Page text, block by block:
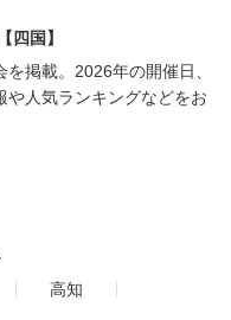
四国】
を掲載。2026年の開催日、
や人気ランキングなどをお
高知